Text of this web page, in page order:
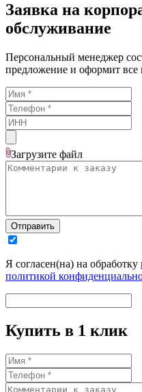
Заявка на
обслуживание
Персональный менеджер
предложение и оформит
Загрузите файл
Отправить
Я согласен(на) на обработку
политикой
Купить в 1 клик